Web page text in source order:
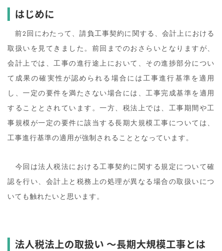
はじめに
前2回にわたって、請負工事契約に関する、会計上における
取扱いを見てきました。前回までのおさらいとなりますが、
会計上では、工事の進行途上において、その進捗部分につい
て成果の確実性が認められる場合には工事進行基準を適用
し、一定の要件を満たさない場合には、工事完成基準を適用
することとされています。一方、税法上では、工事期間や工
事規模が一定の要件に該当する長期大規模工事については、
工事進行基準の適用が強制されることとなっています。
今回は法人税法における工事契約に関する規定について確
認を行い、会計上と税務上の処理が異なる場合の取扱いにつ
いても触れたいと思います。
法人税法上の取扱い ～長期大規模工事とは